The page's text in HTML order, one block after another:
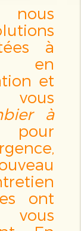
nous
à
en
et
vous
à
ont
vous